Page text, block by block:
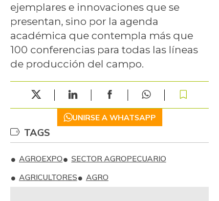
ejemplares e innovaciones que se
presentan, sino por la agenda
académica que contempla más que
100 conferencias para todas las líneas
de producción del campo.
UNIRSE A WHATSAPP
TAGS
AGROEXPO
SECTOR AGROPECUARIO
AGRICULTORES
AGRO